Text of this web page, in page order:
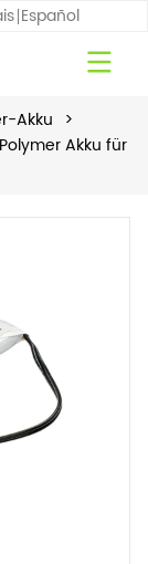
Español
Akku >
Akku für